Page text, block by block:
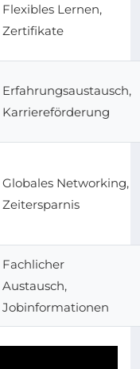
Flexibles Lernen,
Zertifikate
Erfahrungsaustausch,
Karriereförderung
Globales Networking,
Zeitersparnis
Fachlicher
Austausch,
Jobinformationen